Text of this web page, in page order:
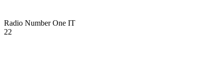
Radio Number One IT
22